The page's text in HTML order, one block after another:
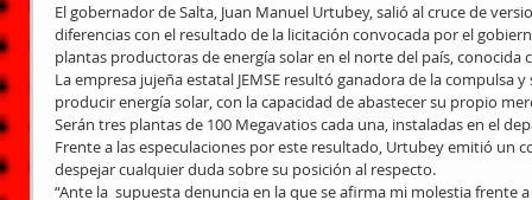
El gobernador de Salta, Juan Manuel Urtubey, salió al cruce de
diferencias con el resultado de la licitación convocada por el
plantas productoras de energía solar en el norte del país, conocida
La empresa jujeña estatal JEMSE resultó ganadora de la compulsa
producir energía solar, con la capacidad de abastecer su propio
Serán tres plantas de 100 Megavatios cada una, instaladas en el
Frente a las especulaciones por este resultado, Urtubey emitió un
despejar cualquier duda sobre su posición al respecto.
“Ante la  supuesta denuncia en la que se afirma mi molestia frente